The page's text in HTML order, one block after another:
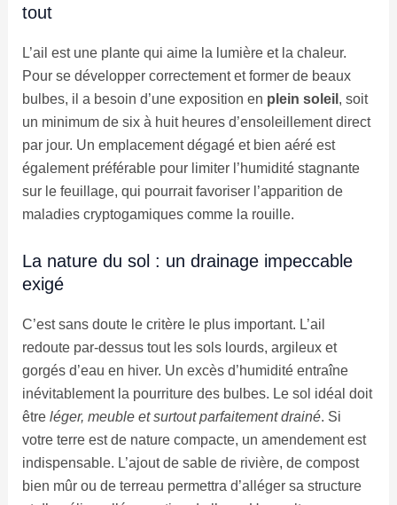
tout
L’ail est une plante qui aime la lumière et la chaleur.
Pour se développer correctement et former de beaux
bulbes, il a besoin d’une exposition en plein soleil , soit
un minimum de six à huit heures d’ensoleillement direct
par jour. Un emplacement dégagé et bien aéré est
également préférable pour limiter l’humidité stagnante
sur le feuillage, qui pourrait favoriser l’apparition de
maladies cryptogamiques comme la rouille.
La nature du sol : un drainage impeccable
exigé
C’est sans doute le critère le plus important. L’ail
redoute par-dessus tout les sols lourds, argileux et
gorgés d’eau en hiver. Un excès d’humidité entraîne
inévitablement la pourriture des bulbes. Le sol idéal doit
être léger, meuble et surtout parfaitement drainé. Si
votre terre est de nature compacte, un amendement est
indispensable. L’ajout de sable de rivière, de compost
bien mûr ou de terreau permettra d’alléger sa structure